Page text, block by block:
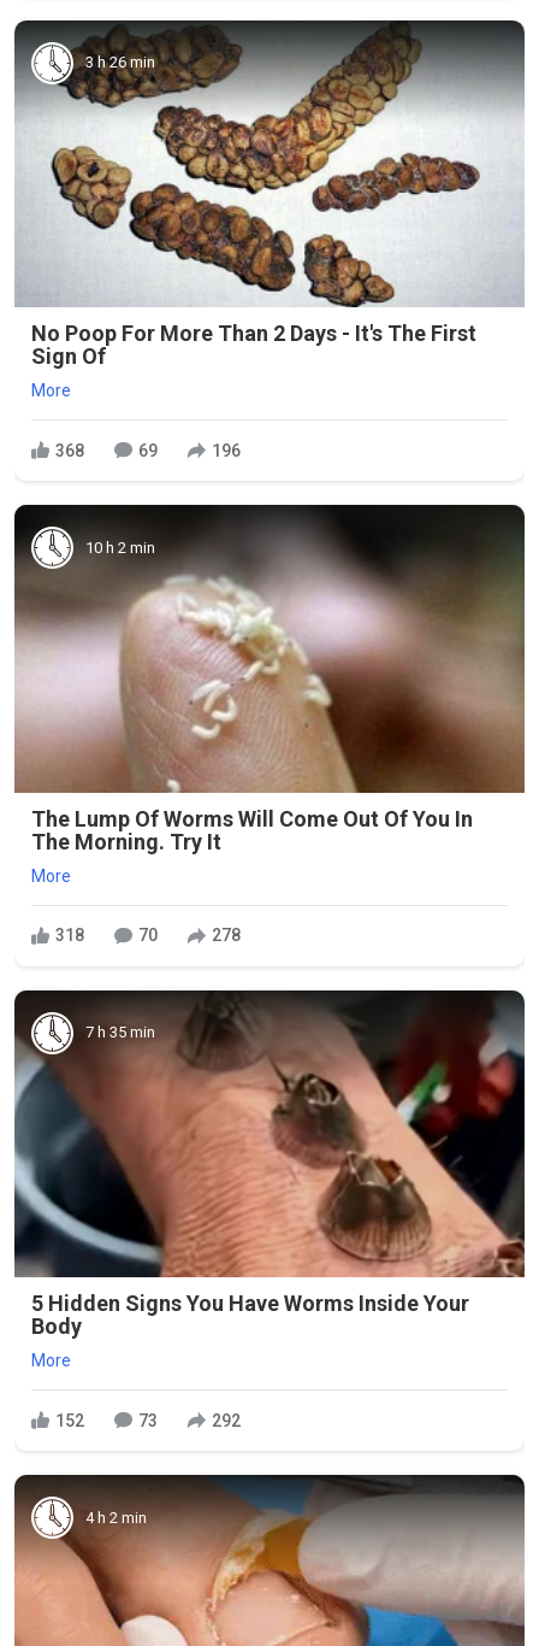
3 h 26 min
No Poop For More Than 2 Days - It's The First
Sign Of
More
368 69 196
10 h 2 min
The Lump Of Worms Will Come Out Of You In
The Morning. Try It
More
318 70 278
7 h 35 min
5 Hidden Signs You Have Worms Inside Your
Body
More
152 73 292
4 h 2 min